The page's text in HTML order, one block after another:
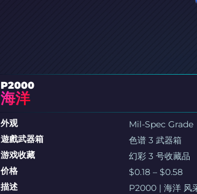
P2000
海洋
外观
Mil-Spec Grade
遊戲武器箱
色谱 3 武器箱
游戏收藏
幻彩 3 号收藏品
价格
$0.18 – $0.58
描述
P2000 | 海洋 风